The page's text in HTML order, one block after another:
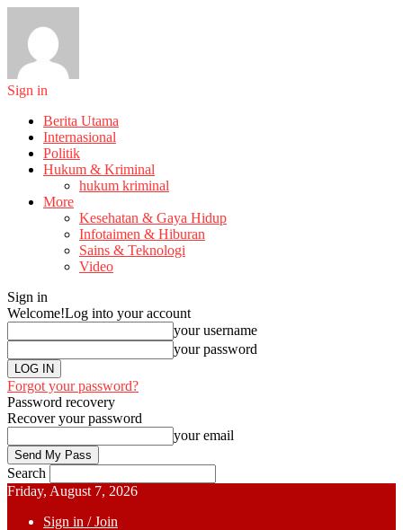
Sign in
Berita Utama
Internasional
Politik
Hukum & Kriminal
hukum kriminal
More
Kesehatan & Gaya Hidup
Infotaimen & Hiburan
Sains & Teknologi
Video
Sign in
Welcome!Log into your account
your username
your password
Forgot your password?
Password recovery
Recover your password
your email
Search
Friday, August 7, 2026
Sign in / Join